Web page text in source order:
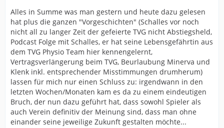
Alles in Summe was man gestern und heute dazu gelesen
hat plus die ganzen "Vorgeschichten" (Schalles vor noch
nicht all zu langer Zeit der gefeierte TVG nicht Abstiegsheld,
Podcast Folge mit Schalles, er hat seine Lebensgefährtin aus
dem TVG Physio Team hier kennengelernt,
Vertragsverlängerung beim TVG, Beurlaubung Minerva und
Klenk inkl. entsprechender Misstimmungen drumherum)
lassen für mich nur einen Schluss zu: irgendwann in den
letzten Wochen/Monaten kam es da zu einem eindeutigen
Bruch, der nun dazu geführt hat, dass sowohl Spieler als
auch Verein definitiv der Meinung sind, dass man ohne
einander seine jeweilige Zukunft gestalten möchte...